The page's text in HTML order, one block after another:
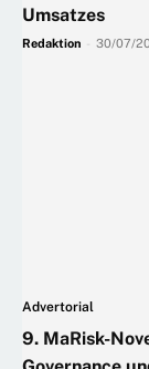
Umsatzes
Redaktion 30/07/
Advertorial
9. MaRisk-